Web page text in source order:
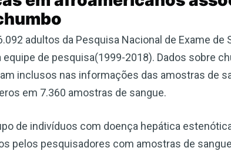
adultos da Pesquisa Nacional de Exame de
equipe de pesquisa(1999-2018). Dados sobre
inclusos nas informações das amostras de
em 7.360 amostras de sangue.
de indivíduos com doença hepática
pelos pesquisadores com amostras de
Confira nossa política de privacidade